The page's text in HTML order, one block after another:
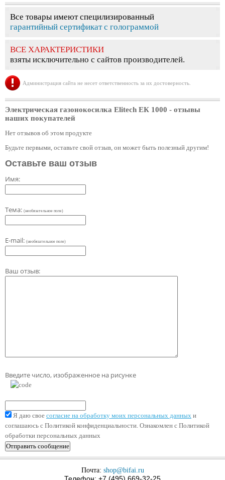
Все товары имеют специлизированный
гарантийный сертификат с голограммой
ВСЕ ХАРАКТЕРИСТИКИ
взяты исключительно с сайтов производителей.
Администрация сайта не несет ответственность за их достоверность.
Электрическая газонокосилка Elitech ЕК 1000 - отзывы
наших покупателей
Нет отзывов об этом продукте
Будьте первыми, оставьте свой отзыв, он может быть полезный другим!
Оставьте ваш отзыв
Имя:
Тема: (необязательное поле)
E-mail: (необязательное поле)
Ваш отзыв:
Введите число, изображенное на рисунке
Я даю свое согласие на обработку моих персональных данных и
соглашаюсь с Политикой конфиденциальности. Ознакомлен с Политикой
обработки персональных данных
Почта: shop@bifai.ru